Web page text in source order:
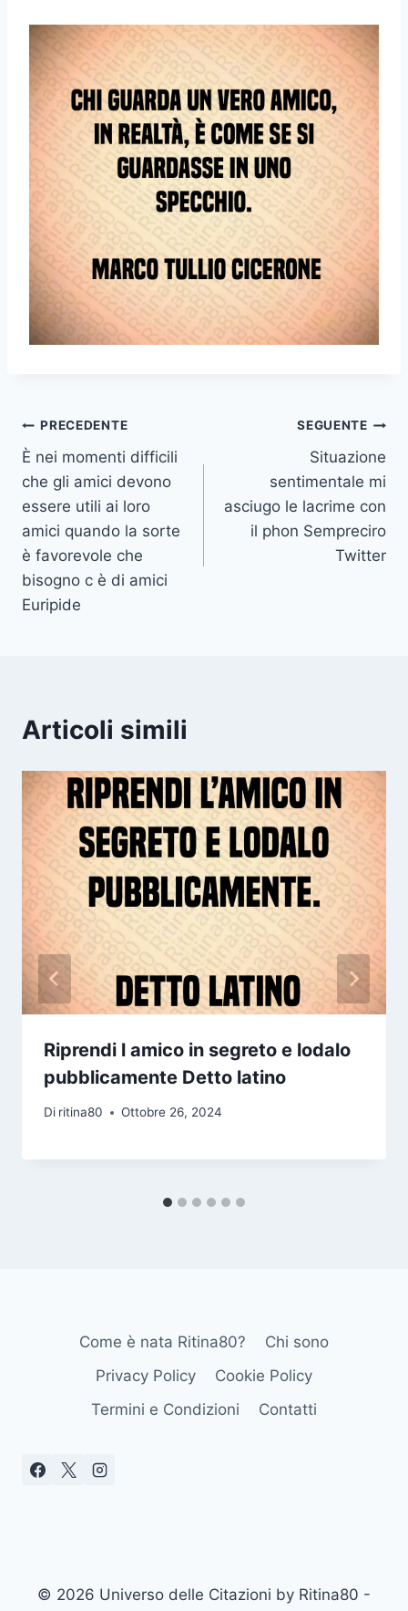
Navigazione
articoli
PRECEDENTE
È nei momenti difficili
che gli amici devono
essere utili ai loro
amici quando la sorte
è favorevole che
bisogno c è di amici
Euripide
SEGUENTE
Situazione
sentimentale mi
asciugo le lacrime con
il phon Sempreciro
Twitter
Articoli simili
Riprendi l amico in segreto e lodalo
pubblicamente Detto latino
Di ritina80 Ottobre 26, 2024
Come è nata Ritina80?
Chi sono
Privacy Policy
Cookie Policy
Termini e Condizioni
Contatti
© 2026 Universo delle Citazioni by Ritina80 -